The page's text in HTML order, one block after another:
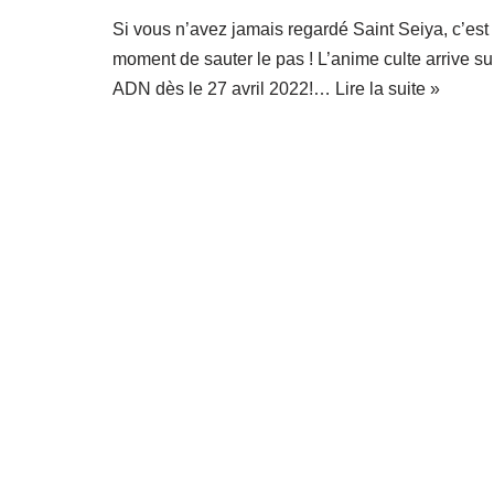
Si vous n’avez jamais regardé Saint Seiya, c’est
moment de sauter le pas ! L’anime culte arrive
ADN dès le 27 avril 2022!… Lire la suite »